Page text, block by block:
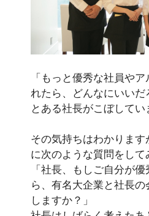
「もっと優秀な社員や
れたら、どんなにいいだ
とある社長がこぼしてい
その気持ちはわかります
に次のような質問をして
「社長、もしご自分が
ら、有名大企業と社長
しますか？」